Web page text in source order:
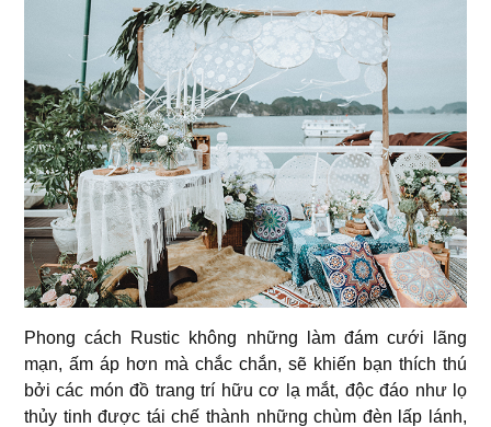
Phong cách Rustic không những làm đám cưới lãng
mạn, ấm áp hơn mà chắc chắn, sẽ khiến bạn thích thú
bởi các món đồ trang trí hữu cơ lạ mắt, độc đáo như lọ
thủy tinh được tái chế thành những chùm đèn lấp lánh,